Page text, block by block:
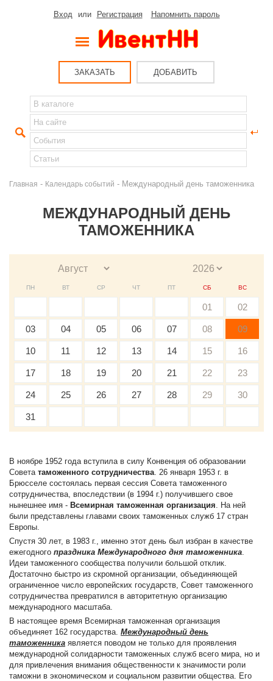
Вход или Регистрация Напомнить пароль
ЗАКАЗАТЬ ДОБАВИТЬ
Главная - Календарь событий - Международный день таможенника
МЕЖДУНАРОДНЫЙ ДЕНЬ
ТАМОЖЕННИКА
ПН ВТ СР ЧТ ПТ СБ ВС
01 02
03 04 05 06 07 08 09
10 11 12 13 14 15 16
17 18 19 20 21 22 23
24 25 26 27 28 29 30
31
В ноябре 1952 года вступила в силу Конвенция об образовании
Советатаможенного сотрудничества. 26 января 1953 г. в
Брюсселе состоялась первая сессия Совета таможенного
сотрудничества, впоследствии (в 1994 г.) получившего свое
нынешнее имя - Всемирная таможенная организация. На ней
были представлены главами своих таможенных служб 17 стран
Европы.
Спустя 30 лет, в 1983 г., именно этот день был избран в качестве
ежегодного праздника Международного дня таможенника.
Идеи таможенного сообщества получили большой отклик.
Достаточно быстро из скромной организации, объединяющей
ограниченное число европейских государств, Совет таможенного
сотрудничества превратился в авторитетную организацию
международного масштаба.
В настоящее время Всемирная таможенная организация
объединяет 162 государства. Международный день
таможенника является поводом не только для проявления
международной солидарности таможенных служб всего мира, но и
для привлечения внимания общественности к значимости роли
таможни в экономическом и социальном развитии общества. Его